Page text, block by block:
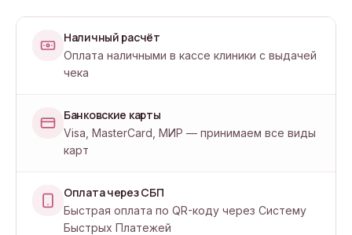
Наличный расчёт
Оплата наличными в кассе клиники с выдачей
чека
Банковские карты
Visa, MasterCard, МИР — принимаем все виды
карт
Оплата через СБП
Быстрая оплата по QR-коду через Систему
Быстрых Платежей